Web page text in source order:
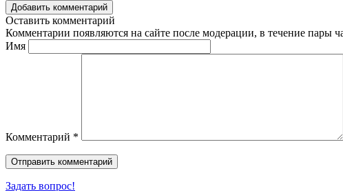
Добавить комментарий
Оставить комментарий
Комментарии появляются на сайте после модерации, в течение пары
Имя
Комментарий *
Задать вопрос!